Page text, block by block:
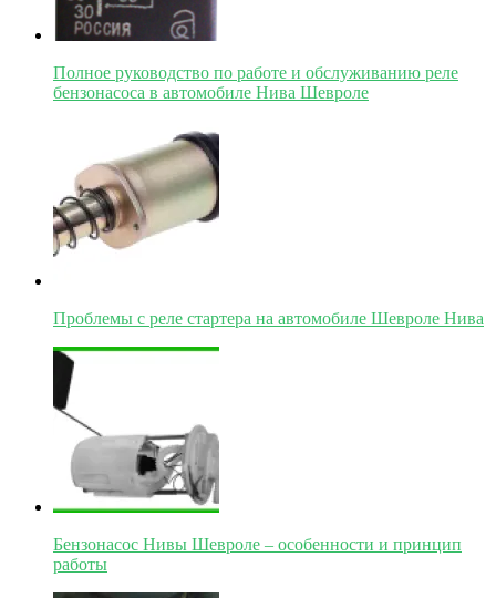
Полное руководство по работе и обслуживанию реле
бензонасоса в автомобиле Нива Шевроле
Проблемы с реле стартера на автомобиле Шевроле Нива
Бензонасос Нивы Шевроле – особенности и принцип
работы